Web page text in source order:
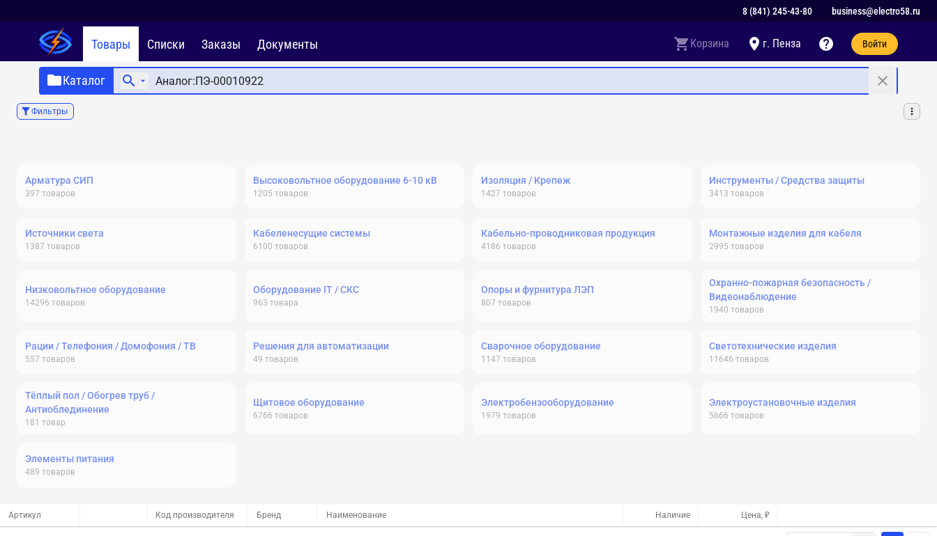
8 (841) 245-43-80 business@electro58.ru
Товары Списки Заказы Документы Корзина г. Пенза Войти
Каталог
Фильтры
Арматура СИП
397 товаров
Высоковольтное оборудование 6-10 кВ
1205 товаров
Изоляция / Крепеж
1427 товаров
Инструменты / Средства защиты
3413 товаров
Источники света
1387 товаров
Кабеленесущие системы
6100 товаров
Кабельно-проводниковая продукция
4186 товаров
Монтажные изделия для кабеля
2995 товаров
Низковольтное оборудование
14296 товаров
Оборудование IT / СКС
963 товара
Опоры и фурнитура ЛЭП
807 товаров
Охранно-пожарная безопасность /
Видеонаблюдение
1940 товаров
Рации / Телефония / Домофония / ТВ
557 товаров
Решения для автоматизации
49 товаров
Сварочное оборудование
1147 товаров
Светотехнические изделия
11646 товаров
Тёплый пол / Обогрев труб /
Антиоблединение
181 товар
Щитовое оборудование
6766 товаров
Электробензооборудование
1979 товаров
Электроустановочные изделия
5666 товаров
Элементы питания
489 товаров
Артикул Код производителя Бренд Наименование Наличие Цена, ₽